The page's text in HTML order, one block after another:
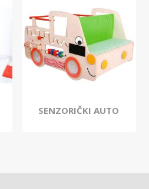
SENZORIČKI AUTO